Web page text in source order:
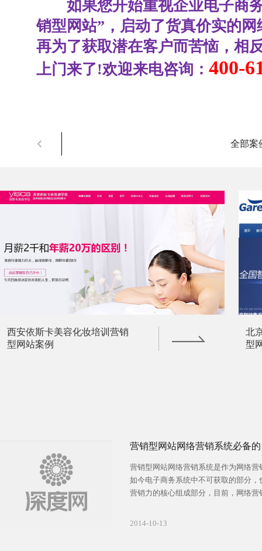
如果您开始重视企业电子商务
销型网站”，启动了货真价实的
再为了获取潜在客户而苦恼，相
上门来了!欢迎来电咨询： 400-
全部案
西安依斯卡美容化妆培训营销
型网站案例
北
型
营销型网站网络营销系统必备
营销型网站网络营销系统是作为网络营
如今电子商务系统中不可获取的部分，
营销力的核心组成部分，目前，网络营
2014-10-13